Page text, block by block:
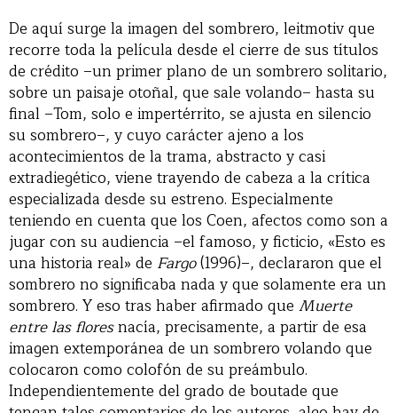
De aquí surge la imagen del sombrero, leitmotiv que
recorre toda la película desde el cierre de sus títulos
de crédito –un primer plano de un sombrero solitario,
sobre un paisaje otoñal, que sale volando– hasta su
final –Tom, solo e impertérrito, se ajusta en silencio
su sombrero–, y cuyo carácter ajeno a los
acontecimientos de la trama, abstracto y casi
extradiegético, viene trayendo de cabeza a la crítica
especializada desde su estreno. Especialmente
teniendo en cuenta que los Coen, afectos como son a
jugar con su audiencia –el famoso, y ficticio, «Esto es
una historia real» de Fargo(1996)–, declararon que el
sombrero no significaba nada y que solamente era un
sombrero. Y eso tras haber afirmado que Muerte
entre las floresnacía, precisamente, a partir de esa
imagen extemporánea de un sombrero volando que
colocaron como colofón de su preámbulo.
Independientemente del grado de boutade que